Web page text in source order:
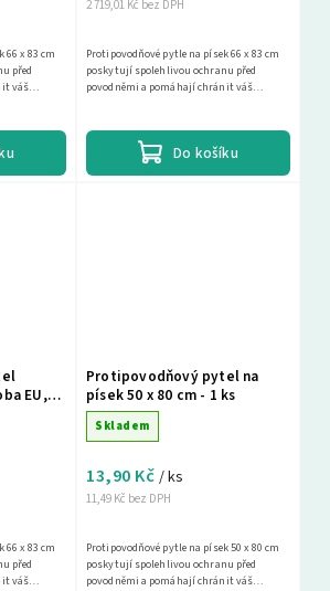
66 x 83 cm
před
váš
2 719,01 Kč bez DPH
Do košíku
Protipovodňové pytle na písek 66 x 83 cm
poskytují spolehlivou ochranu před
povodněmi a pomáhají chránit váš
EU,
66 x 83 cm
před
váš
Protipovodňový pytel na
písek 50 x 80 cm - 1 ks
Skladem
11,49 Kč bez DPH
13,90 Kč / ks
Protipovodňové pytle na písek 50 x 80 cm
poskytují spolehlivou ochranu před
povodněmi a pomáhají chránit váš